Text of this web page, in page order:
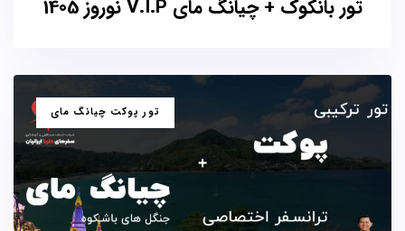
تور بانکوک + چیانگ مای V.I.P نوروز 1405
برچسب
ها
تور پوکت چیانگ مای